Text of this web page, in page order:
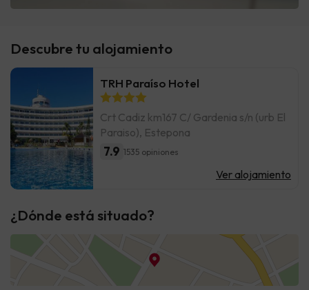
Descubre tu alojamiento
TRH Paraíso Hotel
Crt Cadiz km167 C/ Gardenia s/n (urb El
Paraiso), Estepona
7.9 1535 opiniones
Ver alojamiento
¿Dónde está situado?